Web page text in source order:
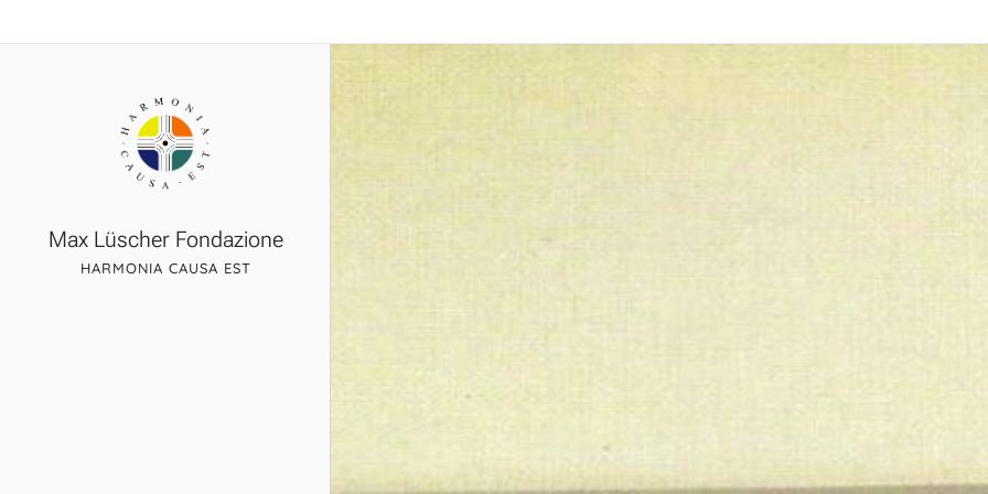
Max Lüscher Fondazione
HARMONIA CAUSA EST